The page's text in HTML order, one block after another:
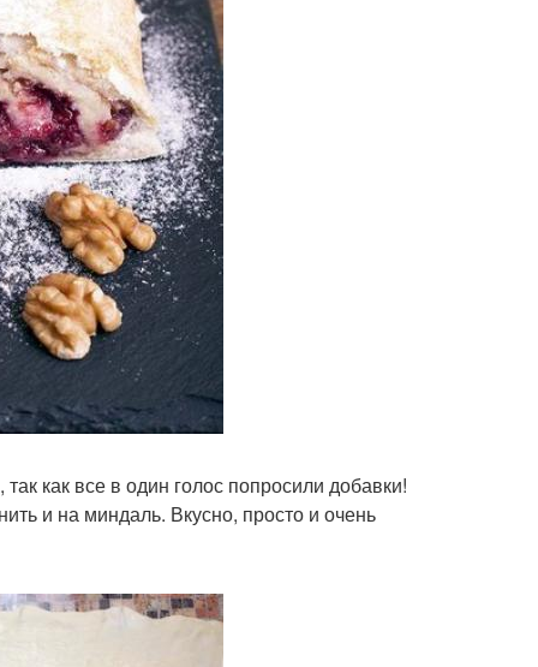
как все в один голос попросили добавки!
и на миндаль. Вкусно, просто и очень